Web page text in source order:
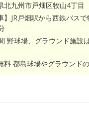
北九州市戸畑区牧山4丁目
】JR戸畑駅から西鉄バス
野球場、グラウンド施設
料 都島球場やグラウンド